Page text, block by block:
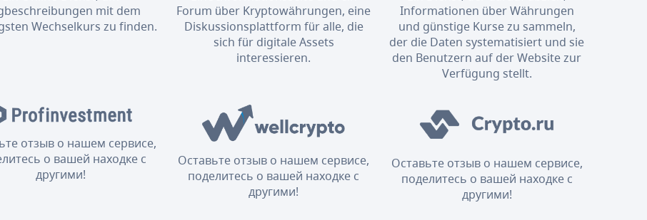
mit dem
Wechselkurs zu finden.
Forum über Kryptowährungen, eine
Diskussionsplattform für alle, die
sich für digitale Assets
interessieren.
Informationen über Währungen
und günstige Kurse zu sammeln,
der die Daten systematisiert und sie
den Benutzern auf der Website zur
Verfügung stellt.
отзыв о нашем сервисе,
о вашей находке с
другими!
Оставьте отзыв о нашем сервисе,
поделитесь о вашей находке с
другими!
Оставьте отзыв о нашем сервисе,
поделитесь о вашей находке с
другими!